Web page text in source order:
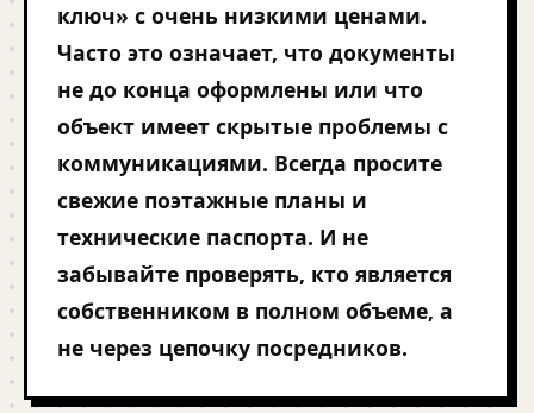
ключ» с очень низкими ценами.
Часто это означает, что документы
не до конца оформлены или что
объект имеет скрытые проблемы с
коммуникациями. Всегда просите
свежие поэтажные планы и
технические паспорта. И не
забывайте проверять, кто является
собственником в полном объеме, а
не через цепочку посредников.